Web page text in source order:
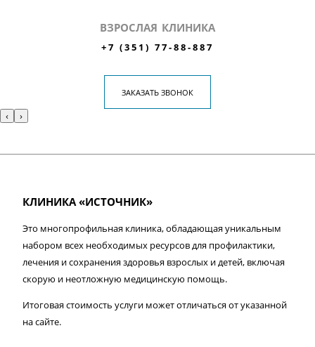
ВЗРОСЛАЯ КЛИНИКА
+7 (351) 77-88-887
ЗАКАЗАТЬ ЗВОНОК
‹ ›
КЛИНИКА «ИСТОЧНИК»
Это многопрофильная клиника, обладающая уникальным
набором всех необходимых ресурсов для профилактики,
лечения и сохранения здоровья взрослых и детей, включая
скорую и неотложную медицинскую помощь.
Итоговая стоимость услуги может отличаться от указанной
на сайте.